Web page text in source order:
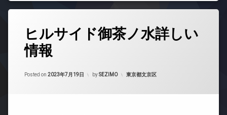
ッ
ド
ア
ヒルサイド御茶ノ水詳しい
情報
Posted on 2023年7月19日 bySEZIMO カテゴリー:
東京都文京区